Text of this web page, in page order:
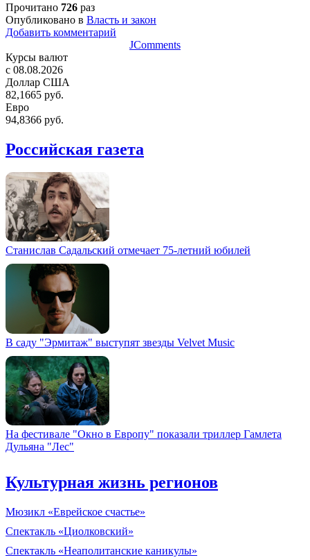
Прочитано 726 раз
Опубликовано в Власть и закон
Добавить комментарий
JComments
Курсы валют
c 08.08.2026
Доллар США
82,1665 руб.
Евро
94,8366 руб.
Российская газета
Станислав Садальский отмечает 75-летний юбилей
В саду "Эрмитаж" выступят звезды Velvet Music
На фестивале "Окно в Европу" показали триллер Гамлета
Дульяна "Лес"
Культурная жизнь регионов
Мюзикл «Еврейское счастье»
Спектакль «Циолковский»
Спектакль «Неаполитанские каникулы»